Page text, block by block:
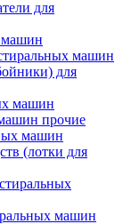
для
машин
машин
для
машин
прочие
машин
(лотки для
машин